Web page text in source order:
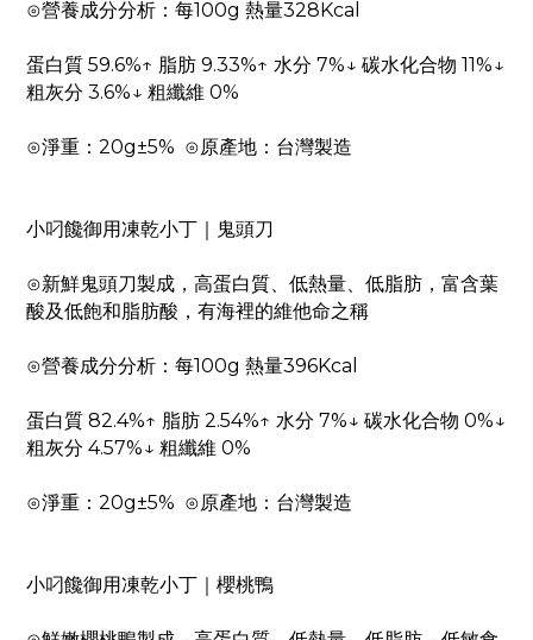
⊙營養成分分析：每100g 熱量328Kcal
蛋白質 59.6%↑ 脂肪 9.33%↑ 水分 7%↓ 碳水化合物 11%↓
粗灰分 3.6%↓ 粗纖維 0%
⊙淨重：20g±5% ⊙原產地：台灣製造
小叼饞御用凍乾小丁｜鬼頭刀
⊙新鮮鬼頭刀製成，高蛋白質、低熱量、低脂肪，富含葉
酸及低飽和脂肪酸，有海裡的維他命之稱
⊙營養成分分析：每100g 熱量396Kcal
蛋白質 82.4%↑ 脂肪 2.54%↑ 水分 7%↓ 碳水化合物 0%↓
粗灰分 4.57%↓ 粗纖維 0%
⊙淨重：20g±5% ⊙原產地：台灣製造
小叼饞御用凍乾小丁｜櫻桃鴨